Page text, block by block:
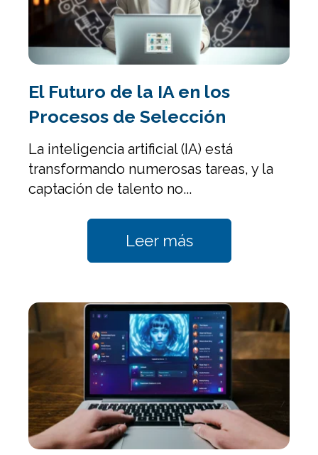
El Futuro de la IA en los
Procesos de Selección
La inteligencia artificial (IA) está
transformando numerosas tareas, y la
captación de talento no...
Leer más